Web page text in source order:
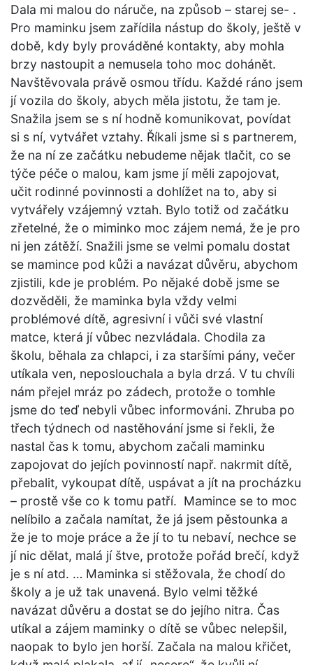
Dala mi malou do náruče, na způsob – starej se- .
Pro maminku jsem zařídila nástup do školy, ještě v
době, kdy byly prováděné kontakty, aby mohla
brzy nastoupit a nemusela toho moc dohánět.
Navštěvovala právě osmou třídu. Každé ráno jsem
jí vozila do školy, abych měla jistotu, že tam je.
Snažila jsem se s ní hodně komunikovat, povídat
si s ní, vytvářet vztahy. Říkali jsme si s partnerem,
že na ní ze začátku nebudeme nějak tlačit, co se
týče péče o malou, kam jsme jí měli zapojovat,
učit rodinné povinnosti a dohlížet na to, aby si
vytvářely vzájemný vztah. Bylo totiž od začátku
zřetelné, že o miminko moc zájem nemá, že je pro
ni jen zátěží. Snažili jsme se velmi pomalu dostat
se mamince pod kůži a navázat důvěru, abychom
zjistili, kde je problém. Po nějaké době jsme se
dozvěděli, že maminka byla vždy velmi
problémové dítě, agresivní i vůči své vlastní
matce, která jí vůbec nezvládala. Chodila za
školu, běhala za chlapci, i za staršími pány, večer
utíkala ven, neposlouchala a byla drzá. V tu chvíli
nám přejel mráz po zádech, protože o tomhle
jsme do teď nebyli vůbec informováni. Zhruba po
třech týdnech od nastěhování jsme si řekli, že
nastal čas k tomu, abychom začali maminku
zapojovat do jejích povinností např. nakrmit dítě,
přebalit, vykoupat dítě, uspávat a jít na procházku
– prostě vše co k tomu patří. Mamince se to moc
nelíbilo a začala namítat, že já jsem pěstounka a
že je to moje práce a že jí to tu nebaví, nechce se
jí nic dělat, malá jí štve, protože pořád brečí, když
je s ní atd. … Maminka si stěžovala, že chodí do
školy a je už tak unavená. Bylo velmi těžké
navázat důvěru a dostat se do jejího nitra. Čas
utíkal a zájem maminky o dítě se vůbec nelepšil,
naopak to bylo jen horší. Začala na malou křičet,